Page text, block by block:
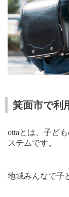
箕面市で利
ottaとは、子ど
ステムです。
地域みんなで子